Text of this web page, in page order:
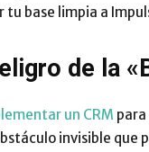
base limpia a
de la
un CRM
invisible